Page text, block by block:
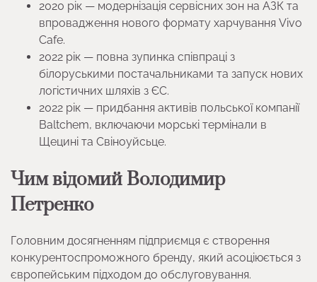
2020 рік — модернізація сервісних зон на АЗК та
впровадження нового формату харчування Vivo
Cafe.
2022 рік — повна зупинка співпраці з
білоруськими постачальниками та запуск нових
логістичних шляхів з ЄС.
2022 рік — придбання активів польської компанії
Baltchem, включаючи морські термінали в
Щецині та Свіноуйсьце.
Чим відомий Володимир
Петренко
Головним досягненням підприємця є створення
конкурентоспроможного бренду, який асоціюється з
європейським підходом до обслуговування.